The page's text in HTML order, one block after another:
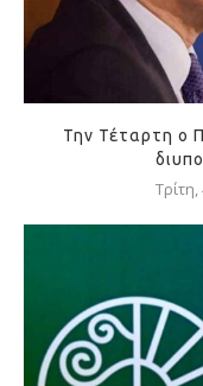
Την Τέταρτη ο